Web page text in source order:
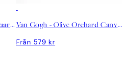
Leo Gestel - Galopperend Paard Canvastavla Van Gogh - Olive Orchard Canvastavla
Från 579 kr